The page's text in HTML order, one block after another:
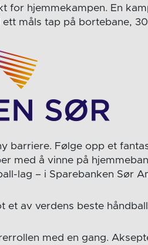
for hjemmekampen. En
ett måls tap på bortebane,
barriere. Følge opp et
med å vinne på
lag – i Sparebanken Sør
et av verdens beste
med en gang.